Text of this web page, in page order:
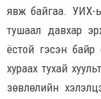
явж байгаа. УИХ-
тушаал давхар
ёстой гэсэн байр
хураах тухай
зөвлөлийн